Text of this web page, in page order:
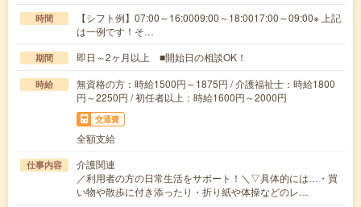
時間
【シフト例】07:00～16:0009:00～18:0017:00～09:00※ 上記
は一例です！そ…
期間 即日～2ヶ月以上 ■開始日の相談OK！
時給
無資格の方：時給1500円～1875円 / 介護福祉士：時給1800
円～2250円 / 初任者以上：時給1600円～2000円
交通費
全額支給
仕事内容
介護関連
／利用者の方の日常生活をサポート！＼▽具体的には…・買
い物や散歩に付き添ったり・折り紙や体操などのレ…